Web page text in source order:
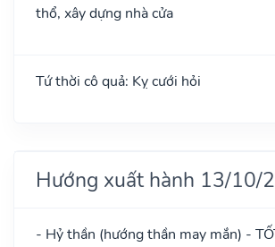
thổ, xây dựng nhà cửa
Tứ thời cô quả: Kỵ cưới hỏi
Hướng xuất hành 13/10/
- Hỷ thần (hướng thần may mắn) -